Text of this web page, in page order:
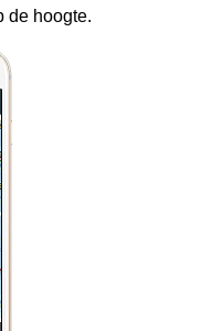
de hoogte.